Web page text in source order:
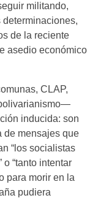
militando,
de la reciente
asedio económico
CLAP,
inducida: son
de mensajes que
“los socialistas
“tanto intentar
para morir en la
pudiera